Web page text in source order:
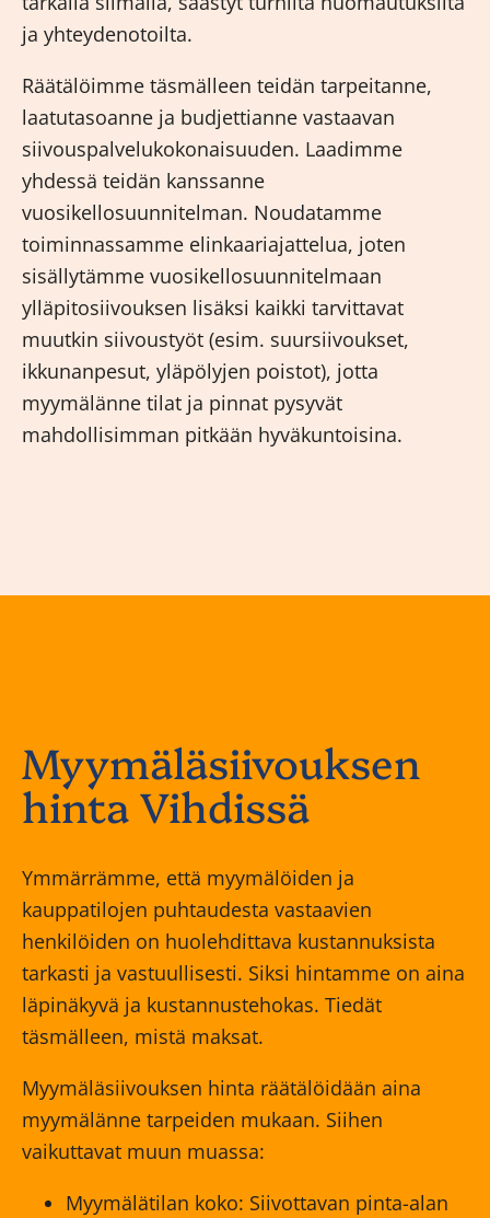
ja yhteydenotoilta.
Räätälöimme täsmälleen teidän tarpeitanne,
laatutasoanne ja budjettianne vastaavan
siivouspalvelukokonaisuuden. Laadimme
yhdessä teidän kanssanne
vuosikellosuunnitelman. Noudatamme
toiminnassamme elinkaariajattelua, joten
sisällytämme vuosikellosuunnitelmaan
ylläpitosiivouksen lisäksi kaikki tarvittavat
muutkin siivoustyöt (esim. suursiivoukset,
ikkunanpesut, yläpölyjen poistot), jotta
myymälänne tilat ja pinnat pysyvät
mahdollisimman pitkään hyväkuntoisina.
Myymäläsiivouksen
hinta Vihdissä
Ymmärrämme, että myymälöiden ja
kauppatilojen puhtaudesta vastaavien
henkilöiden on huolehdittava kustannuksista
tarkasti ja vastuullisesti. Siksi hintamme on aina
läpinäkyvä ja kustannustehokas. Tiedät
täsmälleen, mistä maksat.
Myymäläsiivouksen hinta räätälöidään aina
myymälänne tarpeiden mukaan. Siihen
vaikuttavat muun muassa:
Myymälätilan koko: Siivottavan pinta-alan